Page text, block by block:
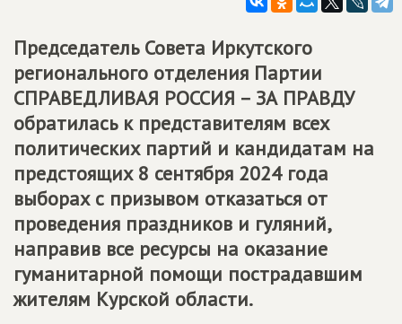
Председатель Совета Иркутского
регионального отделения Партии
СПРАВЕДЛИВАЯ РОССИЯ – ЗА ПРАВДУ
обратилась к представителям всех
политических партий и кандидатам на
предстоящих 8 сентября 2024 года
выборах с призывом отказаться от
проведения праздников и гуляний,
направив все ресурсы на оказание
гуманитарной помощи пострадавшим
жителям Курской области.